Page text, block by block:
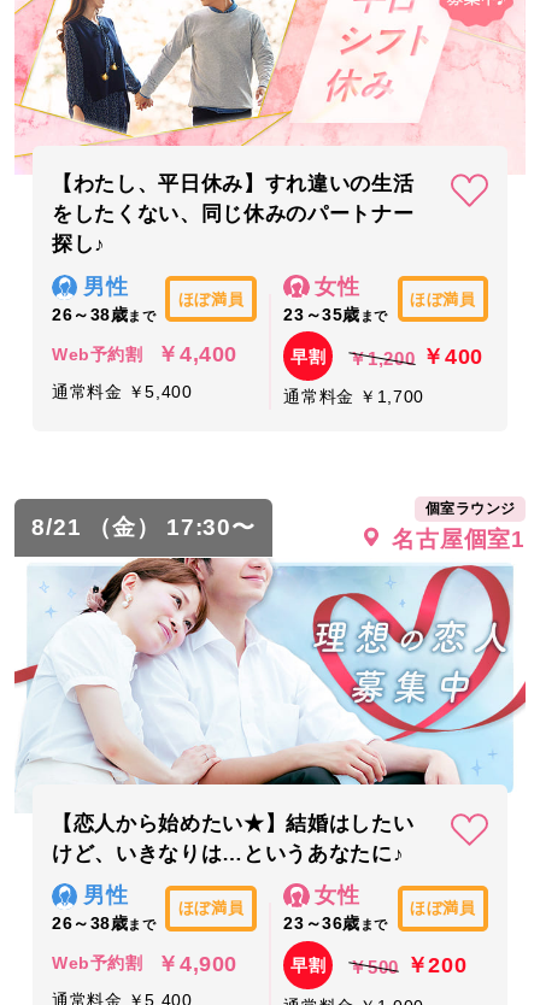
【わたし、平日休み】すれ違いの生活
をしたくない、同じ休みのパートナー
探し♪
男性
26～38歳まで
ほぼ満員
Web予約割 ￥4,400
通常料金 ￥5,400
女性
23～35歳 まで
ほぼ満員
早割 ￥1,200 ￥400
通常料金 ￥1,700
8/21 （金） 17:30〜
個室ラウンジ
名古屋個室1
【恋人から始めたい★】結婚はしたい
けど、いきなりは…というあなたに♪
男性
26～38歳まで
ほぼ満員
Web予約割 ￥4,900
通常料金 ￥5,400
女性
23～36歳 まで
ほぼ満員
早割 ￥500 ￥200